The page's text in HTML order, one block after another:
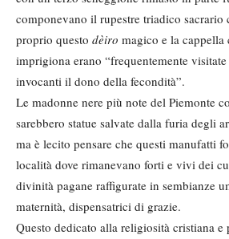
componevano il rupestre triadico sacrario
proprio questo dèiro magico e la cappella
imprigiona erano “frequentemente
invocanti il dono della fecondità”.
Le madonne nere più note del Piemonte
sarebbero statue salvate dalla furia degli
ma è lecito pensare che questi manufatti
località dove rimanevano forti e vivi dei
divinità pagane raffigurate in sembianze
maternità, dispensatrici di grazie.
Questo dedicato alla religiosità cristiana e